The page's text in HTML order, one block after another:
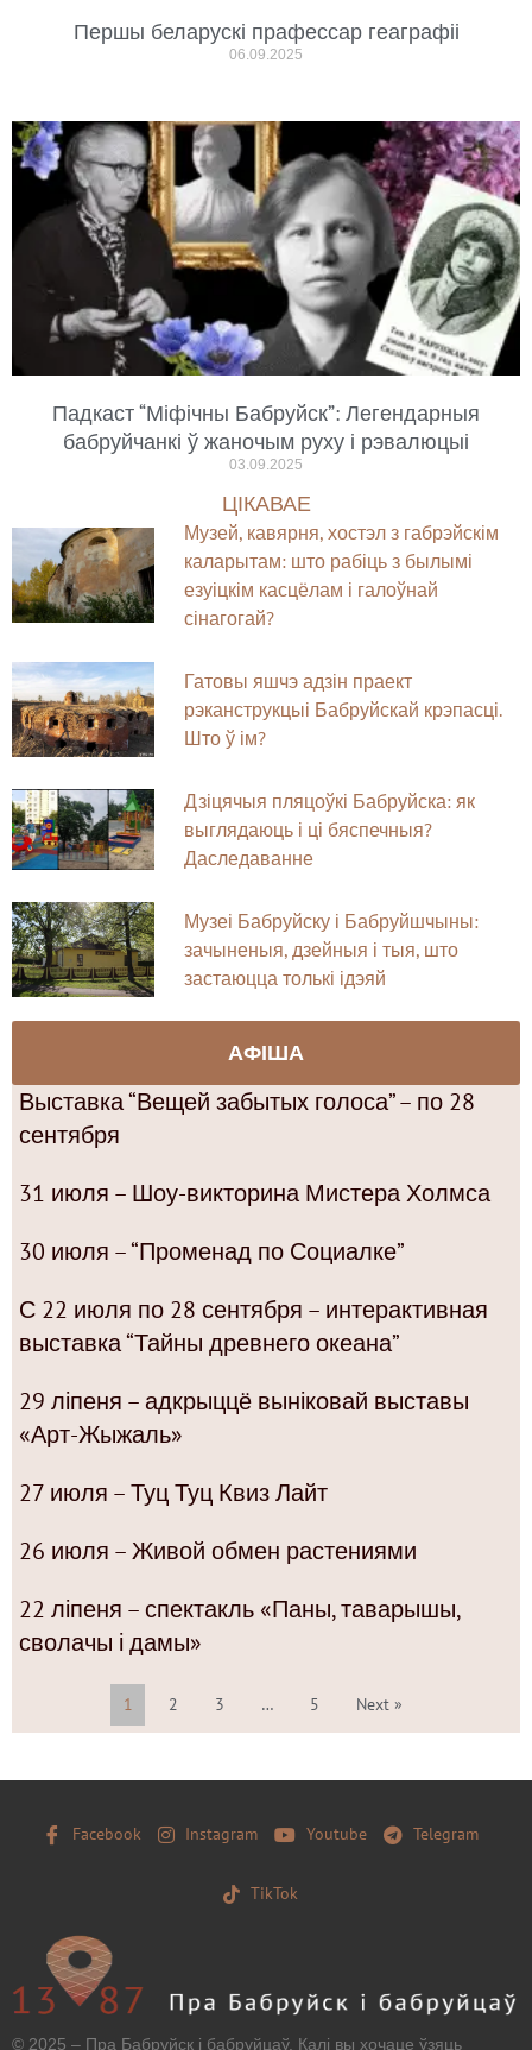
Першы беларускі прафессар геаграфіі
06.09.2025
Падкаст “Міфічны Бабруйск”: Легендарныя
бабруйчанкі ў жаночым руху і рэвалюцыі
03.09.2025
ЦІКАВАЕ
Музей, кавярня, хостэл з габрэйскім
каларытам: што рабіць з былымі
езуіцкім касцёлам і галоўнай
сінагогай?
Гатовы яшчэ адзін праект
рэканструкцыі Бабруйскай крэпасці.
Што ў ім?
Дзіцячыя пляцоўкі Бабруйска: як
выглядаюць і ці бяспечныя?
Даследаванне
Музеі Бабруйску і Бабруйшчыны:
зачыненыя, дзейныя і тыя, што
застаюцца толькі ідэяй
АФІША
Выставка “Вещей забытых голоса” – по 28
сентября
31 июля – Шоу-викторина Мистера Холмса
30 июля – “Променад по Социалке”
С 22 июля по 28 сентября – интерактивная
выставка “Тайны древнего океана”
29 ліпеня – адкрыццё выніковай выставы
«Арт-Жыжаль»
27 июля – Туц Туц Квиз Лайт
26 июля – Живой обмен растениями
22 ліпеня – спектакль «Паны, таварышы,
сволачы і дамы»
1 2 3 … 5 Next »
Facebook Instagram Youtube Telegram
TikTok
© 2025 – Пра Бабруйск і бабруйцаў. Калі вы хочаце ўзяць